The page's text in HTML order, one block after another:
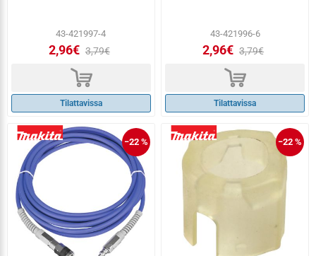
43-421997-4
2,96€ 3,79€
d
Tilattavissa
43-421996-6
2,96€ 3,79€
d
Tilattavissa
−22 % −22 %